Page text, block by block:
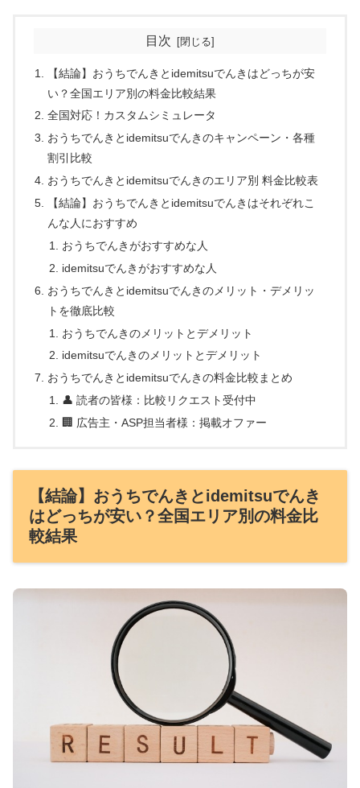
目次
【結論】おうちでんきとidemitsuでんきはどっちが安
い？全国エリア別の料金比較結果
全国対応！カスタムシミュレータ
おうちでんきとidemitsuでんきのキャンペーン・各種
割引比較
おうちでんきとidemitsuでんきのエリア別 料金比較表
【結論】おうちでんきとidemitsuでんきはそれぞれこ
んな人におすすめ
おうちでんきがおすすめな人
idemitsuでんきがおすすめな人
おうちでんきとidemitsuでんきのメリット・デメリッ
トを徹底比較
おうちでんきのメリットとデメリット
idemitsuでんきのメリットとデメリット
おうちでんきとidemitsuでんきの料金比較まとめ
👤 読者の皆様：比較リクエスト受付中
🏢 広告主・ASP担当者様：掲載オファー
【結論】おうちでんきとidemitsuでんき
はどっちが安い？全国エリア別の料金比
較結果